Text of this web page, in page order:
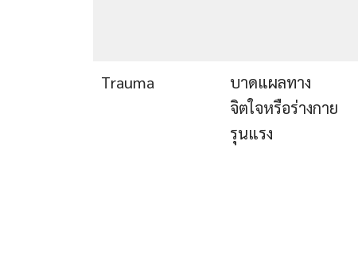
Trauma
บาดแผลทาง
จิตใจหรือร่างกาย
รุนแรง